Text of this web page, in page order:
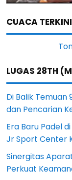
CUACA TERKINI
LUGAS 28TH
Di Balik Temuan
dan Pencarian
Era Baru Padel
Jr Sport Center
Sinergitas
Perkuat